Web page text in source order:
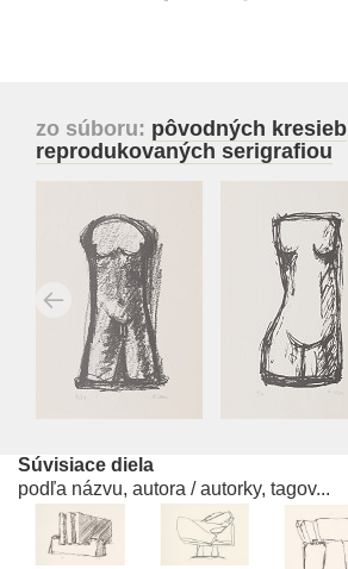
zo súboru: pôvodných kresieb
reprodukovaných serigrafiou
Súvisiace diela
podľa názvu, autora / autorky, tagov...